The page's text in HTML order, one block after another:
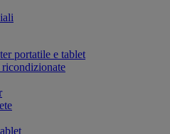
portatile e tablet